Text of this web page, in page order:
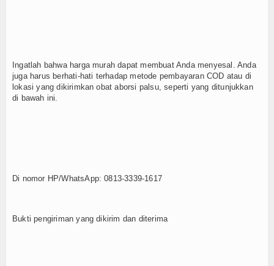
Ingatlah bahwa harga murah dapat membuat Anda menyesal. Anda
juga harus berhati-hati terhadap metode pembayaran COD atau di
lokasi yang dikirimkan obat aborsi palsu, seperti yang ditunjukkan
di bawah ini.
Di nomor HP/WhatsApp: 0813-3339-1617
Bukti pengiriman yang dikirim dan diterima